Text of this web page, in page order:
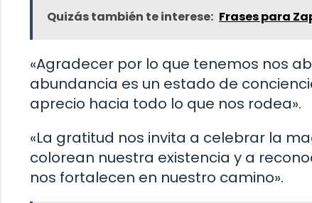
Quizás también te interese: Frases para
«Agradecer por lo que tenemos nos
abundancia es un estado de
aprecio hacia todo lo que nos rodea».
«La gratitud nos invita a celebrar la
colorean nuestra existencia y a
nos fortalecen en nuestro camino».